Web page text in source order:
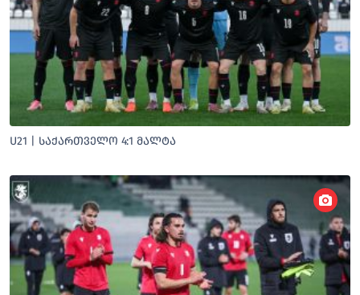
U21 | ᲡᲐᲥᲐᲠᲗᲕᲔᲚᲝ 4:1 ᲛᲐᲚᲢᲐ